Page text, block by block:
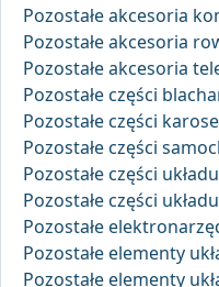
Pozostałe akcesoria
Pozostałe akcesoria
Pozostałe akcesoria
Pozostałe części
Pozostałe części
Pozostałe części
Pozostałe części
Pozostałe części
Pozostałe
Pozostałe elementy
Pozostałe elementy